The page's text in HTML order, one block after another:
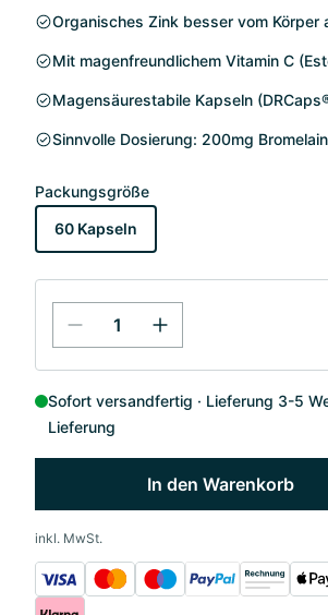
Organisches Zink besser vom Körper
Mit magenfreundlichem Vitamin C
Magensäurestabile Kapseln
Sinnvolle Dosierung: 200mg
Packungsgröße
60 Kapseln
Sofort versandfertig Lieferung 3-5
Lieferung
In den Warenkorb
inkl. MwSt.